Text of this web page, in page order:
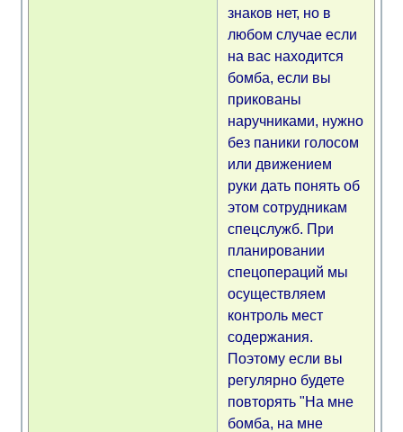
знаков нет, но в
любом случае если
на вас находится
бомба, если вы
прикованы
наручниками, нужно
без паники голосом
или движением
руки дать понять об
этом сотрудникам
спецслужб. При
планировании
спецопераций мы
осуществляем
контроль мест
содержания.
Поэтому если вы
регулярно будете
повторять "На мне
бомба, на мне